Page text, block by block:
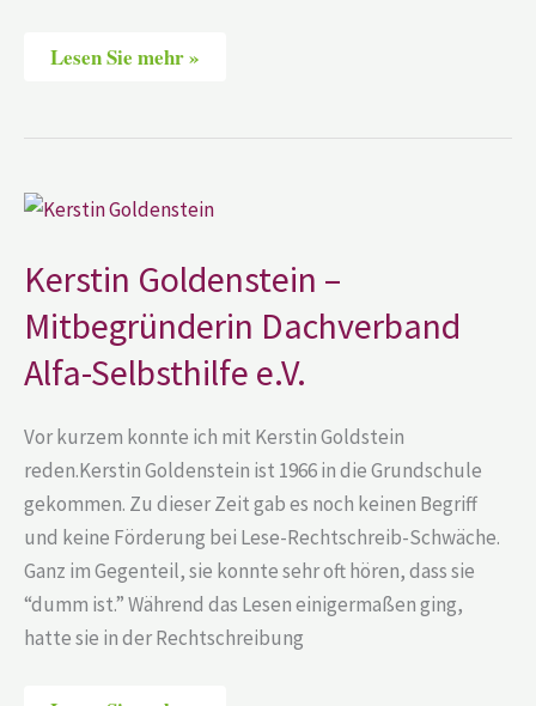
Lesen Sie mehr »
Kerstin Goldenstein –
Mitbegründerin Dachverband
Alfa-Selbsthilfe e.V.
Vor kurzem konnte ich mit Kerstin Goldstein
reden.Kerstin Goldenstein ist 1966 in die Grundschule
gekommen. Zu dieser Zeit gab es noch keinen Begriff
und keine Förderung bei Lese-Rechtschreib-Schwäche.
Ganz im Gegenteil, sie konnte sehr oft hören, dass sie
“dumm ist.” Während das Lesen einigermaßen ging,
hatte sie in der Rechtschreibung
Kerstin
Goldenstein
Mitbegründerin
Dachverband
Alfa-
Selbsthilfe
e.V.